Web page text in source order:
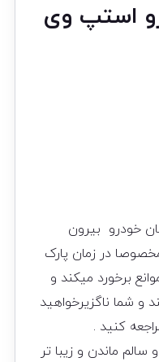
استپ وی
خودرو بیرون
در زمان پارک
برخورد میکند و
و شما ناگزیرخواهید
کنید .
ماندن و زیبا تر